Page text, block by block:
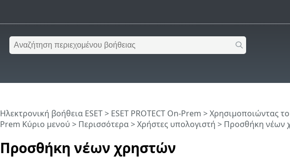
Προσθήκη νέων χρηστών
Ηλεκτρονική βοήθεια ESET> ESET PROTECT On-Prem >Χρησιμοποιώντας το
Prem Κύριο μενού > Περισσότερα>Χρήστες υπολογιστή > Προσθήκη νέων